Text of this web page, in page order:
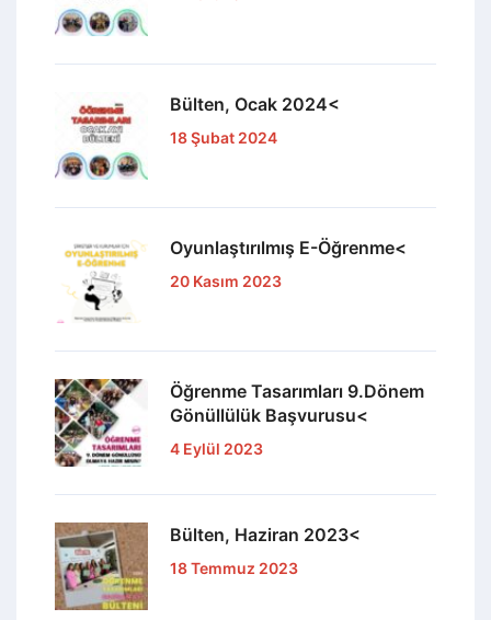
Bülten, Ocak 2024<
18 Şubat 2024
Oyunlaştırılmış E-Öğrenme<
20 Kasım 2023
Öğrenme Tasarımları 9.Dönem
Gönüllülük Başvurusu<
4 Eylül 2023
Bülten, Haziran 2023<
18 Temmuz 2023